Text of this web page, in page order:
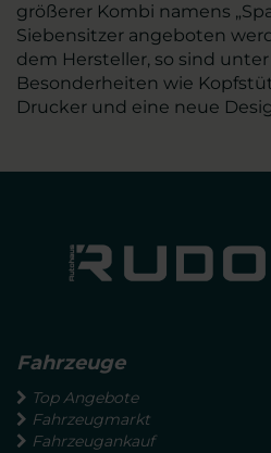
größerer Kombi namens
Siebensitzer angeboten
dem Hersteller, so sind
Besonderheiten wie
Drucker und eine neue
Fahrzeuge
Top Angebote
Fahrzeugmarkt
Fahrzeugankauf